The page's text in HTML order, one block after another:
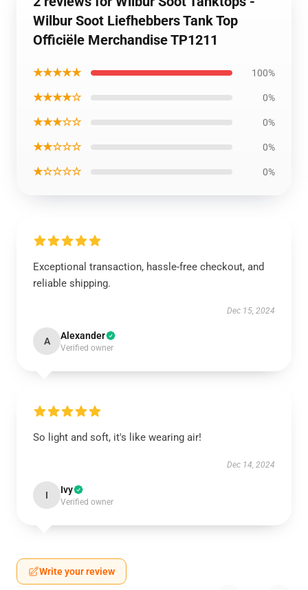
Wilbur Soot Liefhebbers Tank Top
Officiële Merchandise TP1211
★★★★★ 100%
★★★★☆ 0%
★★★☆☆ 0%
★★☆☆☆ 0%
★☆☆☆☆ 0%
Exceptional transaction, hassle-free checkout, and
reliable shipping.
Dec 15, 2024
A Alexander
Verified owner
So light and soft, it's like wearing air!
Dec 14, 2024
I Ivy
Verified owner
Write your review